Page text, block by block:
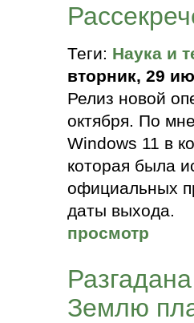
Теги: Наука и
вторник, 29
Релиз новой
октября. По
Windows 11 в
которая была
официальных
даты выхода.
просмотр
Землю